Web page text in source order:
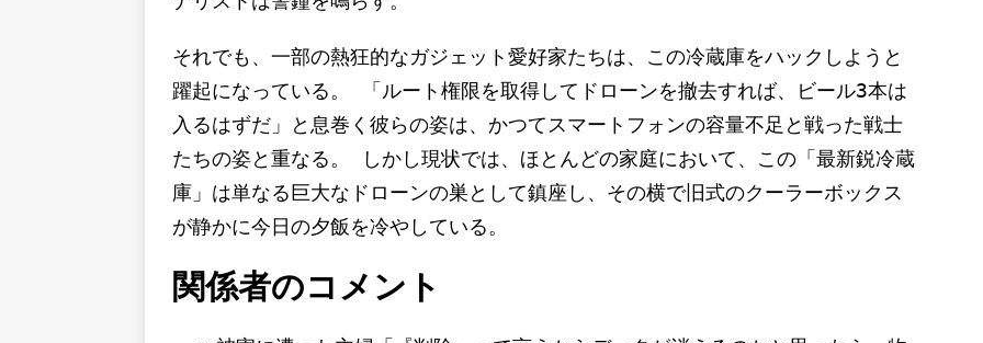
それでも、一部の熱狂的なガジェット愛好家たちは、この冷蔵庫をハックしようと
躍起になっている。 「ルート権限を取得してドローンを撤去すれば、ビール3本は
入るはずだ」と息巻く彼らの姿は、かつてスマートフォンの容量不足と戦った戦士
たちの姿と重なる。 しかし現状では、ほとんどの家庭において、この「最新鋭冷蔵
庫」は単なる巨大なドローンの巣として鎮座し、その横で旧式のクーラーボックス
が静かに今日の夕飯を冷やしている。
関係者のコメント